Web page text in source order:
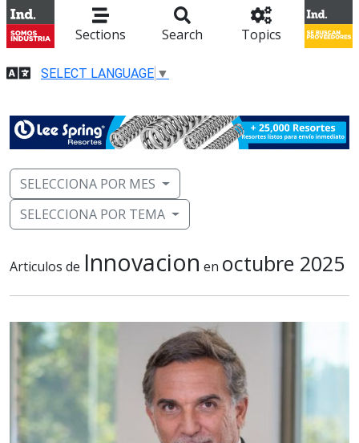
Sections Search Topics
SELECT LANGUAGE ▼
SELECCIONA POR MES
SELECCIONA POR TEMA
Articulos de Innovacion en octubre 2025